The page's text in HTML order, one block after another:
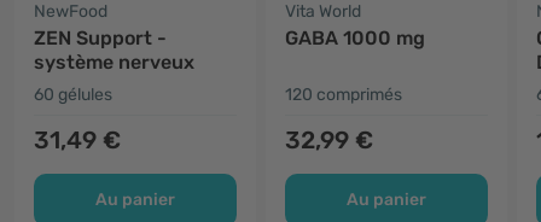
NewFood
ZEN Support -
système nerveux
60 gélules
31,49 €
Au panier
Vita World
GABA 1000 mg
120 comprimés
32,99 €
Au panier